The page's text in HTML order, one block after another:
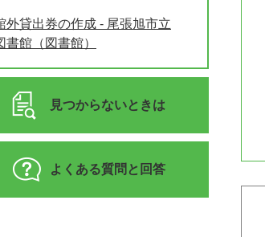
外貸出券の作成 - 尾張旭市立
書館（図書館）
見つからないときは
よくある質問と回答